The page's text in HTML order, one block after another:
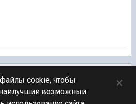
ТЕМ
cookie, чтобы
возможный
×